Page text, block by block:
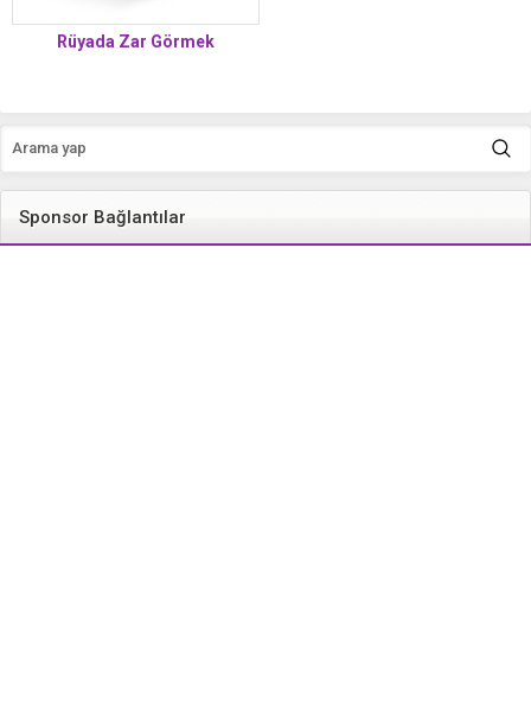
Rüyada Zar Görmek
Sponsor Bağlantılar